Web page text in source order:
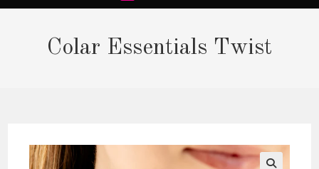
Colar Essentials Twist